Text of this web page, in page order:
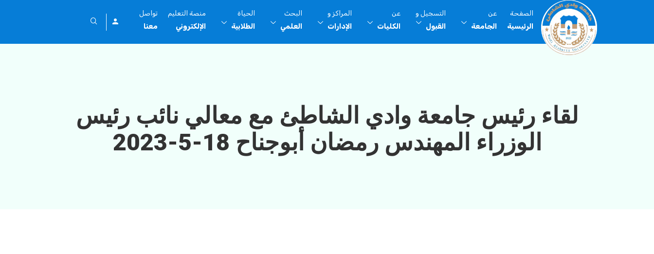
الصفحة
الرئيسية
عن
الجامعة
التسجيل و
القبول
عن
الكليات
المراكز و
الإدارات
البحث
العلمي
الحياة
الطلابية
منصة التعليم
الإلكتروني
تواصل
معنا
لقاء رئيس جامعة وادي الشاطئ مع معالي نائب رئيس
الوزراء المهندس رمضان أبوجناح 18-5-2023